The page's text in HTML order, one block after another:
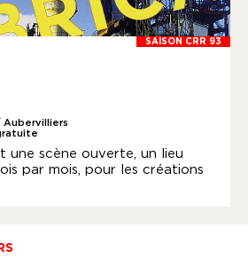
SAISON CRR 93
Aubervilliers
une scène ouverte, un lieu
par mois, pour les créations